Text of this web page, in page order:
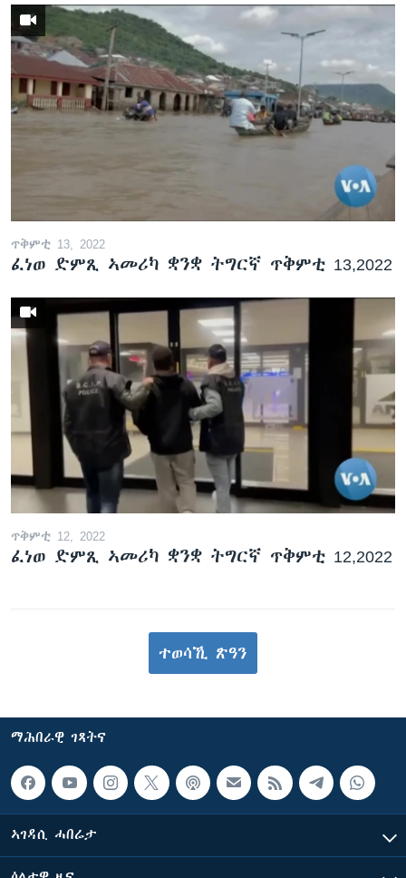
ጥቅምቲ 13, 2022
ፈነወ ድምጺ ኣመሪካ ቋንቋ ትግርኛ ጥቅምቲ 13,2022
ጥቅምቲ 12, 2022
ፈነወ ድምጺ ኣመሪካ ቋንቋ ትግርኛ ጥቅምቲ 12,2022
ተወሳኺ ጽዓን
ማሕበራዊ ገጻትና
ኣገዳሲ ሓበሬታ